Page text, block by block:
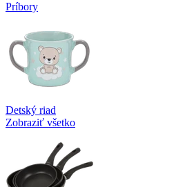
Príbory
Detský riad
Zobraziť všetko